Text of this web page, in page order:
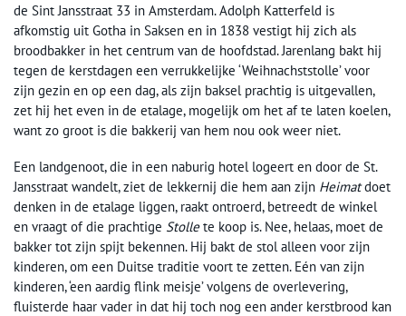
de Sint Jansstraat 33 in Amsterdam. Adolph Katterfeld is
afkomstig uit Gotha in Saksen en in 1838 vestigt hij zich als
broodbakker in het centrum van de hoofdstad. Jarenlang bakt hij
tegen de kerstdagen een verrukkelijke ‘Weihnachststolle’ voor
zijn gezin en op een dag, als zijn baksel prachtig is uitgevallen,
zet hij het even in de etalage, mogelijk om het af te laten koelen,
want zo groot is die bakkerij van hem nou ook weer niet.
Een landgenoot, die in een naburig hotel logeert en door de St.
Jansstraat wandelt, ziet de lekkernij die hem aan zijn Heimatdoet
denken in de etalage liggen, raakt ontroerd, betreedt de winkel
en vraagt of die prachtige Stollete koop is. Nee, helaas, moet de
bakker tot zijn spijt bekennen. Hij bakt de stol alleen voor zijn
kinderen, om een Duitse traditie voort te zetten. Eén van zijn
kinderen, ‘een aardig flink meisje’ volgens de overlevering,
fluisterde haar vader in dat hij toch nog een ander kerstbrood kan